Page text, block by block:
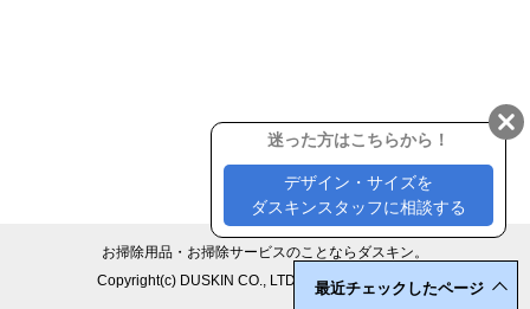
お掃除用品・お掃除サービスのことならダスキン。
Copyright(c) DUSKIN CO., LTD. All Rights Reserved.
最近チェックしたページ